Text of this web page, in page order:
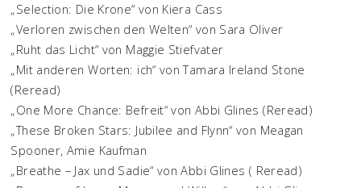
„Selection: Die Krone“ von Kiera Cass
„Verloren zwischen den Welten“ von Sara Oliver
„Ruht das Licht“ von Maggie Stiefvater
„Mit anderen Worten: ich“ von Tamara Ireland Stone
(Reread)
„One More Chance: Befreit“ von Abbi Glines (Reread)
„These Broken Stars: Jubilee and Flynn“ von Meagan
Spooner, Amie Kaufman
„Breathe – Jax und Sadie“ von Abbi Glines ( Reread)